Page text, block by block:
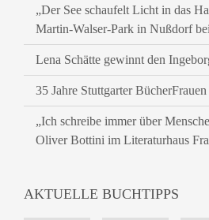
„Der See schaufelt Licht in das
Martin-Walser-Park in Nußdorf
Lena Schätte gewinnt den
35 Jahre Stuttgarter BücherFrauen
„Ich schreibe immer über
Oliver Bottini im Literaturhaus
AKTUELLE BUCHTIPPS